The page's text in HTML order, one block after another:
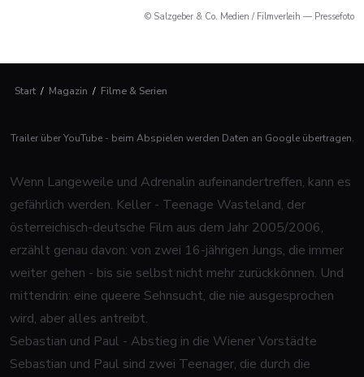
© Salzgeber & Co. Medien / Filmverleih — Pressefoto
Start / Magazin / Filme & Serien
Trailer über YouTube - beim Abspielen werden Daten an Google übertragen.
Wenn Langeweile und Adrenalin aufeinandertreffen, kann es
gefährlich werden. Keller - Teenage Wasteland, der
österreichisch-deutsche Film aus dem Jahr 2005/2006,
erzählt genau davon: von zwei 16-jährigen Jungs, die immer
weiter gehen - bis sie selbst nicht mehr zurückkönnen. Und
mittendrin: eine queere Sehnsucht, die nie ausgesprochen
wird, aber alles antreibt.
Sebastian und Paul - Abstieg in die Wiener Vorstädte
Sebastian und Paul sind zwei Teenager, die durch die